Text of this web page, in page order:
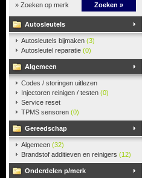
» Zoeken op merk Zoeken »
Autosleutels
Autosleutels bijmaken (3)
Autosleutel reparatie (0)
Algemeen
Codes / storingen uitlezen
Injectoren reinigen / testen (0)
Service reset
TPMS sensoren (0)
Gereedschap
Algemeen (32)
Brandstof additieven en reinigers (12)
Onderdelen p/merk